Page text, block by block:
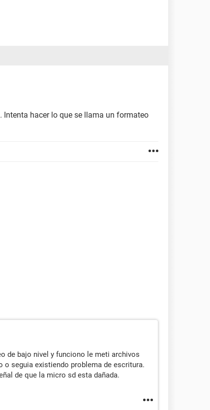
Intenta hacer lo que se llama un formateo
de bajo nivel y funciono le meti archivos
o seguia existiendo problema de escritura.
de que la micro sd esta dañada.